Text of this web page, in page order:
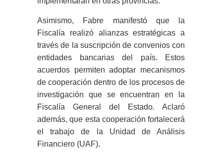
Asimismo, Fabre manifestó que la
Fiscalía realizó alianzas estratégicas a
través de la suscripción de convenios con
entidades bancarias del país. Estos
acuerdos permiten adoptar mecanismos
de cooperación dentro de los procesos de
investigación que se encuentran en la
Fiscalía General del Estado. Aclaró
además, que esta cooperación fortalecerá
el trabajo de la Unidad de Análisis
Financiero (UAF).